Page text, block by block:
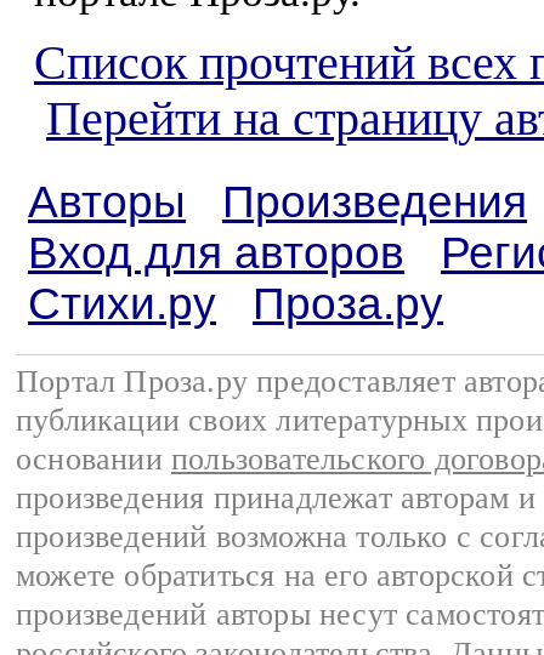
Список прочтений всех
Перейти на страницу
Авторы
Произведения
Вход для авторов
Стихи.ру
Проза.ру
Портал Проза.ру предоставляет
публикации своих литературных
основании пользовательского
произведения принадлежат авторам
произведений возможна только с
можете обратиться на его авторской
произведений авторы несут